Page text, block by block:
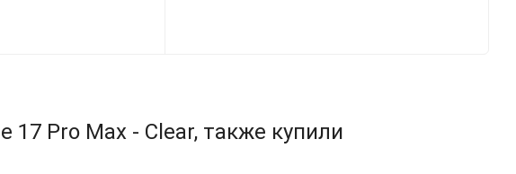
17 Pro Max - Clear, также купили